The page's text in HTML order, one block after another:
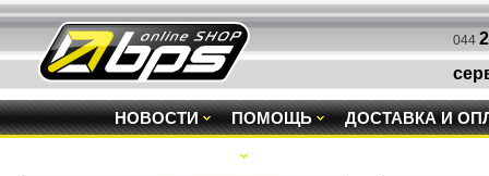
044
НОВОСТИ ПОМОЩЬ ДОСТАВКА И